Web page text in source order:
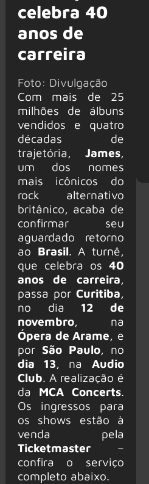
celebra 40
anos de
carreira
Foto: Divulgação
Com mais de 25
milhões de álbuns
vendidos e quatro
décadas de
trajetória, James,
um dos nomes
mais icônicos do
rock alternativo
britânico, acaba de
confirmar seu
aguardado retorno
ao Brasil. A turnê,
que celebra os 40
anos de carreira,
passa por Curitiba,
no dia 12 de
novembro, na
Ópera de Arame, e
por São Paulo, no
dia 13, naAudio
Club. A realização é
da MCA Concerts.
Os ingressos para
os shows estão à
venda pela
Ticketmaster–
confira o serviço
completo abaixo.